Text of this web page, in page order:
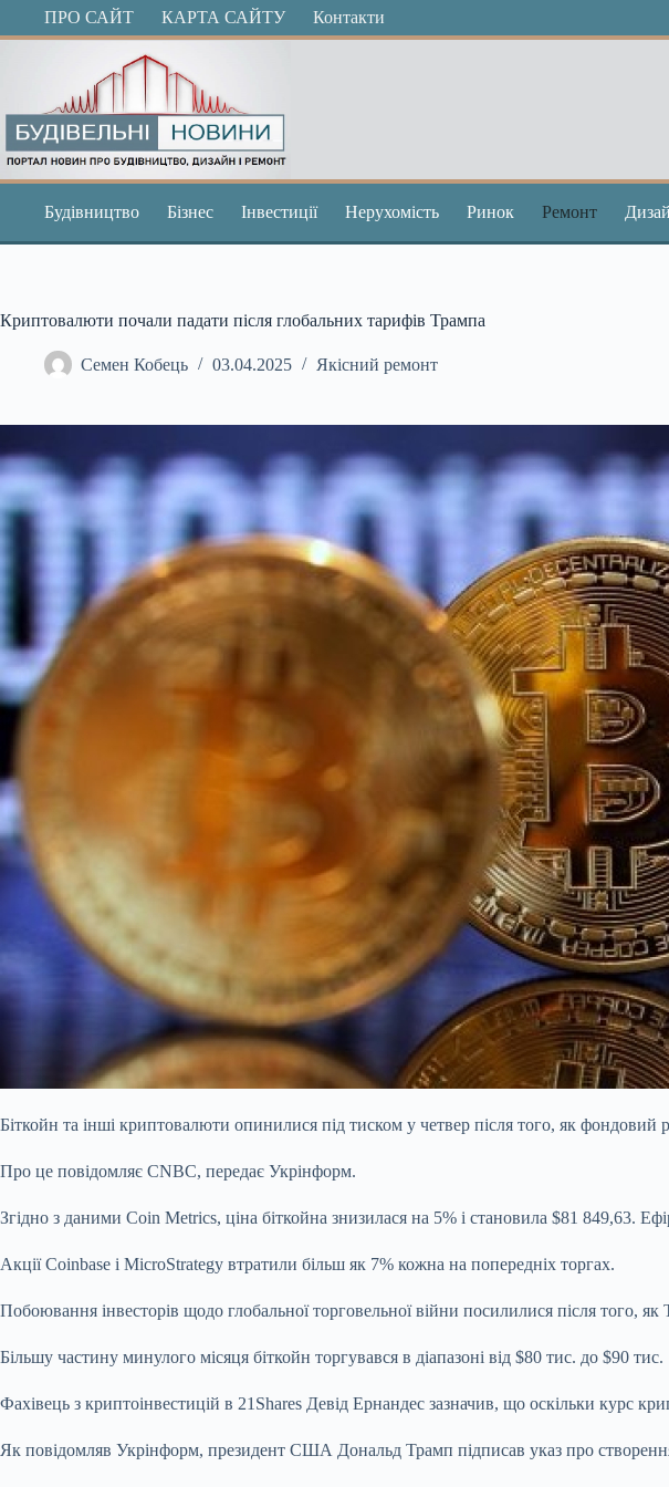
ПерейтиПРО САЙТ КАРТА САЙТУ Контакти
Будівництво Бізнес Інвестиції Нерухомість Ринок Ремонт
Криптовалюти почали падати після глобальних тарифів Трампа
Семен Кобець 03.04.2025 Якісний ремонт
Біткойн та інші криптовалюти опинилися під тиском у четвер після того, як
Про це повідомляє CNBC, передає Укрінформ.
Згідно з даними Coin Metrics, ціна біткойна знизилася на 5% і становила $81 849,63.
Акції Coinbase і MicroStrategy втратили більш як 7% кожна на попередніх торгах.
Побоювання інвесторів щодо глобальної торговельної війни посилилися після того,
Більшу частину минулого місяця біткойн торгувався в діапазоні від $80 тис. до $90 тис.
Фахівець з криптоінвестицій в 21Shares Девід Ернандес зазначив, що оскільки курс
Як повідомляв Укрінформ, президент США Дональд Трамп підписав указ про